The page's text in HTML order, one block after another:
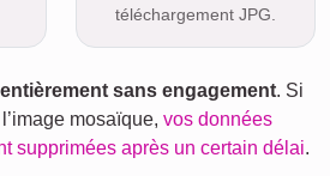
téléchargement JPG.
sans engagement. Si
mosaïque, vos données
supprimées après un certain délai.